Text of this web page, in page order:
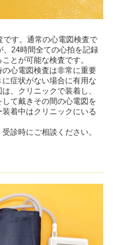
です。通常の心電図検査で
24時間全ての心拍を記録
とが可能な検査です。
心電図検査は非常に重要
症状がない場合に有用な
、クリニックで装着し、
て戴きその間の心電図を
着中はクリニックにいる
診時にご相談ください。